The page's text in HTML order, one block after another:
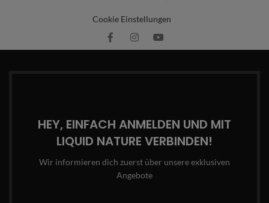
Cookie Einstellungen
HEY, EINFACH ANMELDEN UND MIT
LIQUID NATURE VERBINDEN!
Wir informieren dich zuerst über unsere exklusiven
Angebote